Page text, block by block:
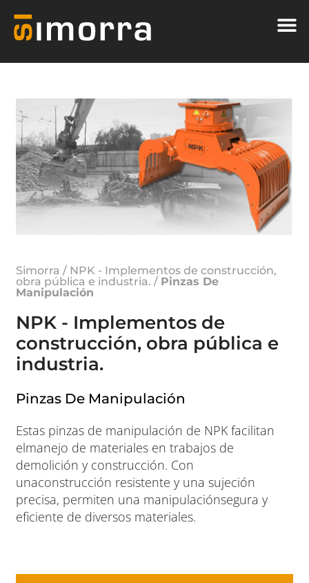
Simorra / NPK - Implementos de construcción,
obra pública e industria. / Pinzas De
Manipulación
NPK - Implementos de
construcción, obra pública e
industria.
Pinzas De Manipulación
Estas pinzas de manipulación de NPK facilitan
elmanejo de materiales en trabajos de
demolición y construcción. Con
unaconstrucción resistente y una sujeción
precisa, permiten una manipulaciónsegura y
eficiente de diversos materiales.